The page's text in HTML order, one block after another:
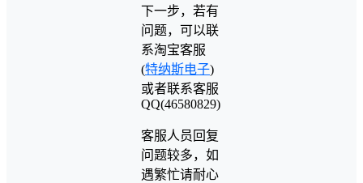
下一步，若有
问题，可以联
系淘宝客服
(特纳斯电子)
或者联系客服
QQ(46580829)
客服人员回复
问题较多，如
遇繁忙请耐心